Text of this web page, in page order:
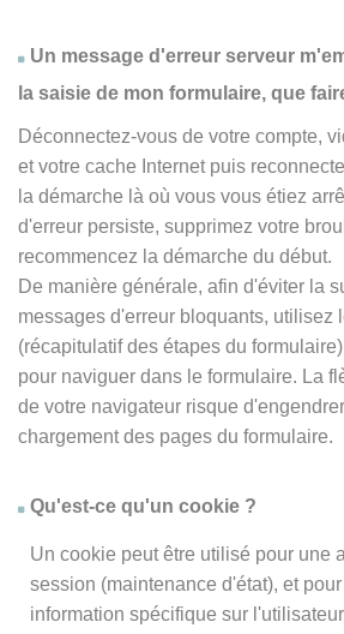
Un message d'erreur serveur
la saisie de mon formulaire, que
Déconnectez-vous de votre compte,
et votre cache Internet puis
la démarche là où vous vous étiez
d'erreur persiste, supprimez votre
recommencez la démarche du début.
De manière générale, afin d'éviter la
messages d'erreur bloquants, utilisez
(récapitulatif des étapes du
pour naviguer dans le formulaire. La
de votre navigateur risque
chargement des pages du formulaire.
Qu'est-ce qu'un cookie ?
Un cookie peut être utilisé pour une
session (maintenance d'état), et
information spécifique sur